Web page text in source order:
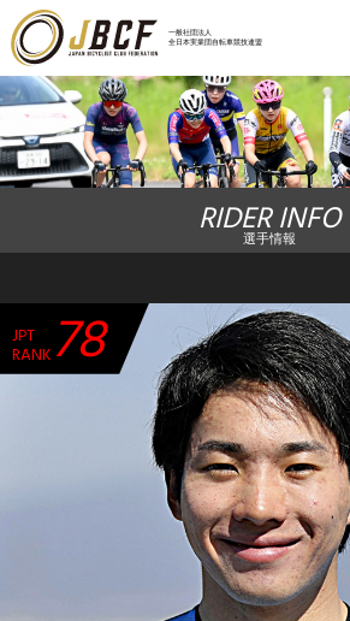
一般社団法人
全日本実業団自転車競技連盟
ニュース
レース日程
ランキング
チーム・選手
競技ガイド
加盟・登録
エントリー
JBCF ROAD
RIDER INFO
選手情報
JPT
RANK 78